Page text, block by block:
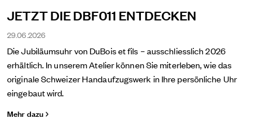
JETZT DIE DBF011 ENTDECKEN
29.06.2026
Die Jubiläumsuhr von DuBois et fils – ausschliesslich 2026
erhältlich. In unserem Atelier können Sie miterleben, wie das
originale Schweizer Handaufzugswerk in Ihre persönliche Uhr
eingebaut wird.
Mehr dazu